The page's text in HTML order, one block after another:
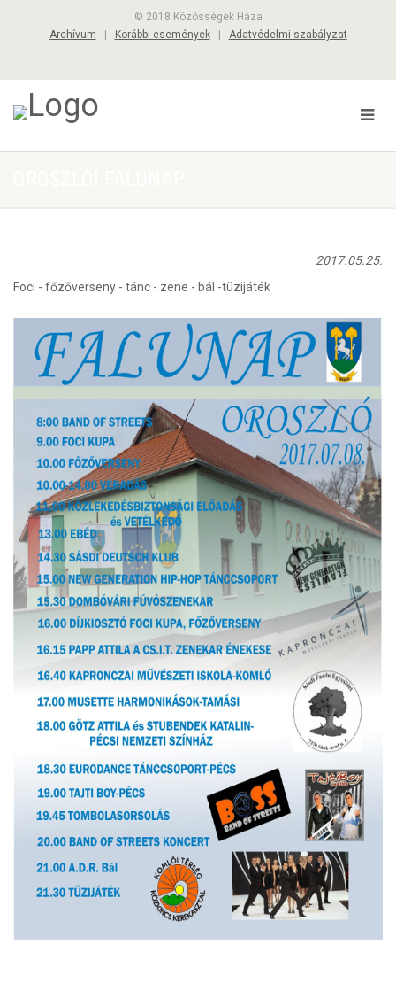
© 2018 Közösségek Háza
Archívum
Korábbi események| Adatvédelmi szabályzat
2017.05.25.
Foci - főzőverseny - tánc - zene - bál -tüzijáték